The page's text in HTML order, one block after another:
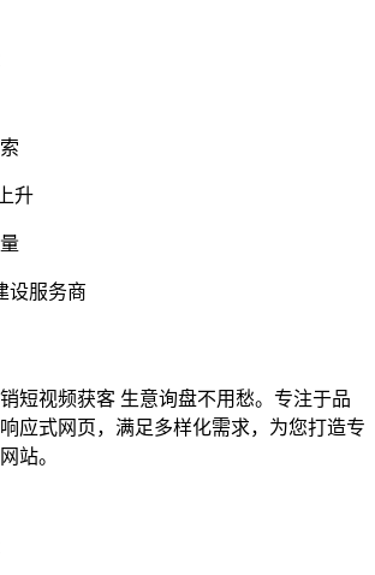
上升
短视频获客 生意询盘不用愁。专注于品
应式网页，满足多样化需求，为您打造专
站。